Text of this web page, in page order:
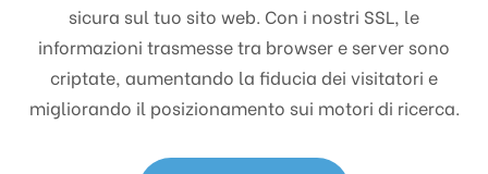
sicura sul tuo sito web. Con i nostri SSL, le
informazioni trasmesse tra browser e server sono
criptate, aumentando la fiducia dei visitatori e
migliorando il posizionamento sui motori di ricerca.